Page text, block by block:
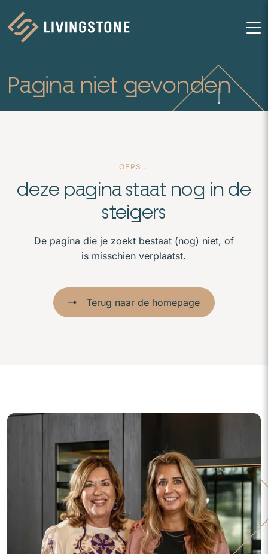
Homepage
Pagina niet gevonden
OEPS...
deze pagina staat nog in de
steigers
De pagina die je zoekt bestaat (nog) niet, of
is misschien verplaatst.
Terug naar de homepage